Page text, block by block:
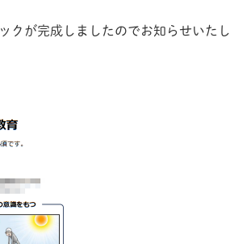
クが完成しましたのでお知らせいたし